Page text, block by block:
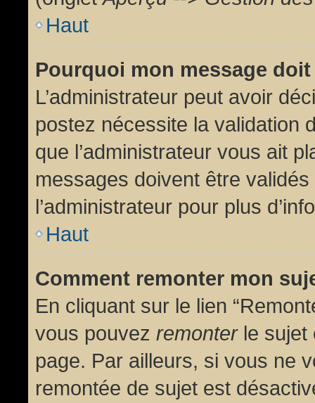
Haut
Pourquoi mon message
L’administrateur peut avoir
postez nécessite la validation
que l’administrateur vous ait
messages doivent être
l’administrateur pour plus
Haut
Comment remonter mon
En cliquant sur le lien
vous pouvez remonterle sujet
page. Par ailleurs, si vous ne
remontée de sujet est